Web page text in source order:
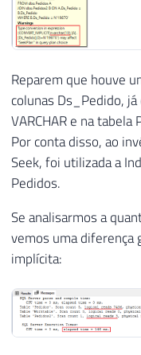
Reparem que houve
colunas Ds_Pedido,
VARCHAR e na tabela
Por conta disso, ao
Seek, foi utilizada a
Pedidos.
Se analisarmos a
vemos uma diferença
implícita: